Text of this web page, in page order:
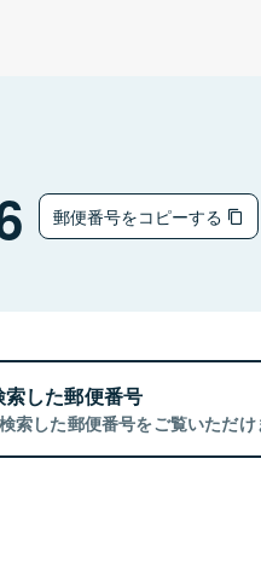
郵便番号をコピーする
索した郵便番号
索した郵便番号をご覧いただけ